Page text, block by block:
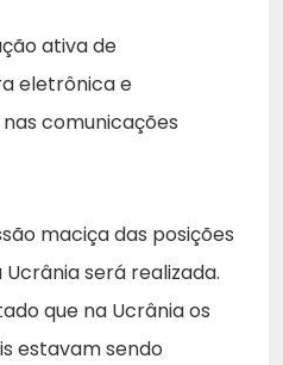
ativa de
eletrônica e
comunicações
maciça das posições
será realizada.
que na Ucrânia os
estavam sendo